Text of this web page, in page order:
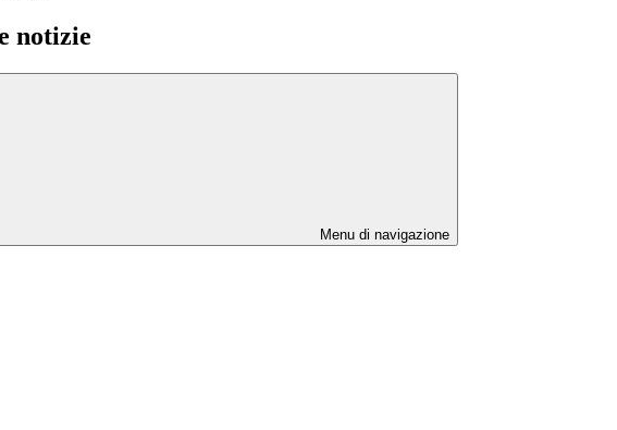
notizie
Menu di navigazione